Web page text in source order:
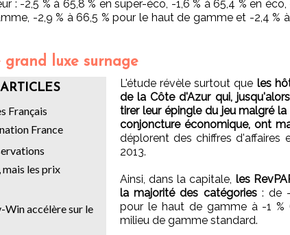
: -2,5 % à 65,8 % en super-éco, -1,6 % à 65,4 % en éco,
-2,9 % à 66,5 % pour le haut de gamme et -2,4 %
grand luxe surnage
Français
France
les prix
Win accélère sur le
L'étude révèle surtout que les
de la Côte d'Azur qui,
tirer leur épingle du jeu malgré
conjoncture économique, ont
déplorent des chiffres d'affaires
2013.
Ainsi, dans la capitale, les
la majorité des catégories: de -
pour le haut de gamme à -1
milieu de gamme standard.